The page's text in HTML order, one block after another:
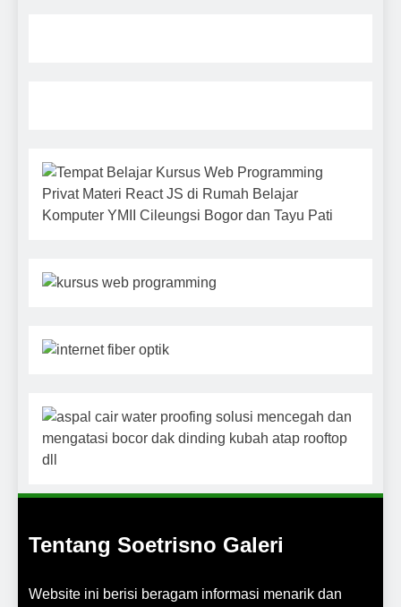
Tentang Soetrisno Galeri
Website ini berisi beragam informasi menarik dan